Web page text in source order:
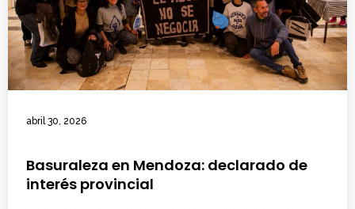
abril 30, 2026
Basuraleza en Mendoza: declarado de
interés provincial